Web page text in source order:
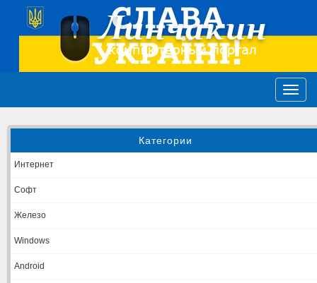
Категории
Интернет
Софт
Железо
Windows
Android